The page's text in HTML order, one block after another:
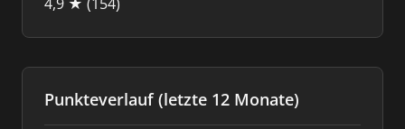
Punkteverlauf (letzte 12 Monate)